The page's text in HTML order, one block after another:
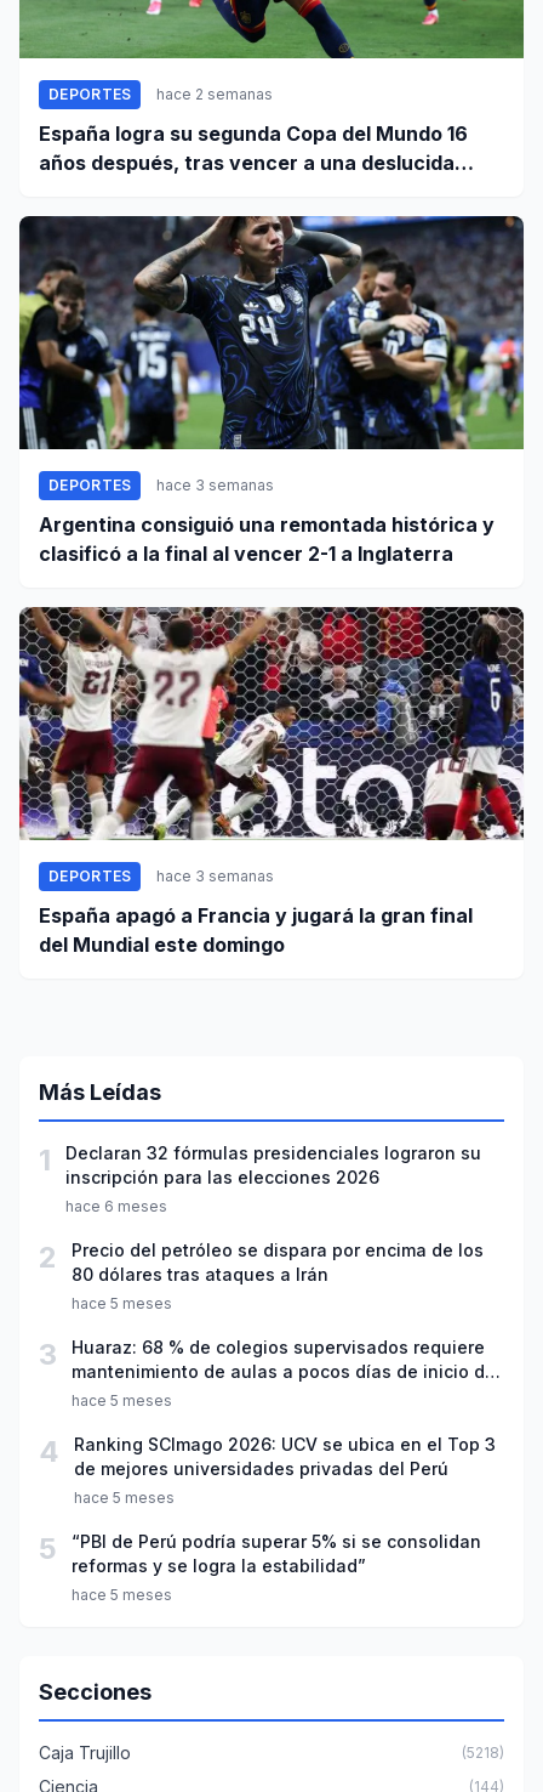
DEPORTES hace 2 semanas
España logra su segunda Copa del Mundo 16
años después, tras vencer a una deslucida
DEPORTES hace 3 semanas
Argentina consiguió una remontada histórica y
clasificó a la final al vencer 2-1 a Inglaterra
DEPORTES hace 3 semanas
España apagó a Francia y jugará la gran final
del Mundial este domingo
Más Leídas
1
Declaran 32 fórmulas presidenciales lograron su
inscripción para las elecciones 2026
hace 6 meses
2
Precio del petróleo se dispara por encima de los
80 dólares tras ataques a Irán
hace 5 meses
3
Huaraz: 68 % de colegios supervisados requiere
mantenimiento de aulas a pocos días de inicio del
año escolar 2026
hace 5 meses
4
Ranking SCImago 2026: UCV se ubica en el Top 3
de mejores universidades privadas del Perú
hace 5 meses
5
“PBI de Perú podría superar 5% si se consolidan
reformas y se logra la estabilidad”
hace 5 meses
Secciones
Caja Trujillo (5218)
Ciencia (144)